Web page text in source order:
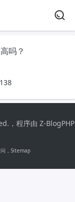
吗？
138
，程序由 Z-BlogPHP
， Sitemap